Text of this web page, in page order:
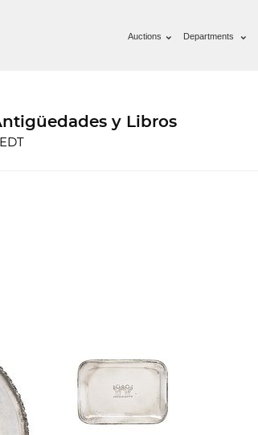
Auctions Departments
y Libros